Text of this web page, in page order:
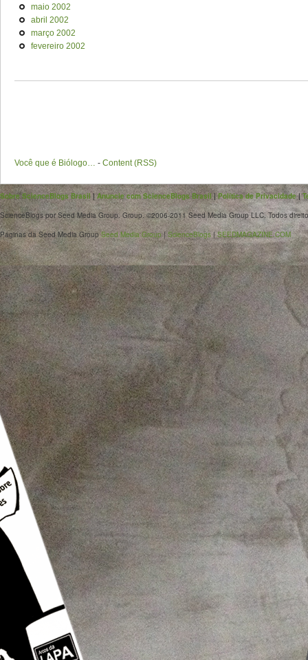
maio 2002
abril 2002
março 2002
fevereiro 2002
Você que é Biólogo… - Content (RSS)
Sobre ScienceBlogs Brasil |Anuncie com ScienceBlogs Brasil|Política de Privacidade|
ScienceBlogs por Seed Media Group. Group. ©2006-2011 Seed Media Group LLC. Todos
Páginas da Seed Media GroupSeed Media Group |ScienceBlogs|SEEDMAGAZINE.COM